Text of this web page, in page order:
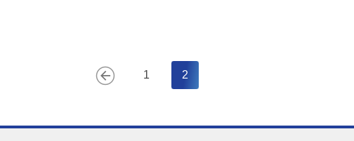
1 2